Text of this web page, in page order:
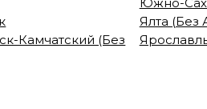
Камчатский (Без
Ялта (Без